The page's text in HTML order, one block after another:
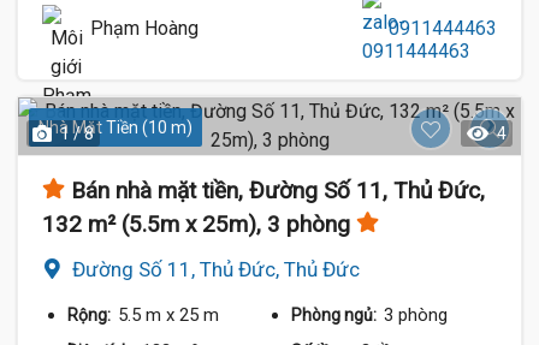
Phạm Hoàng 0911444463
Nhà Mặt Tiền (10 m)
1 / 8 4
Bán nhà mặt tiền, Đường Số 11, Thủ Đức,
132 m² (5.5m x 25m), 3 phòng
Đường Số 11, Thủ Đức, Thủ Đức
Rộng: 5.5 m x 25 m Phòng ngủ: 3 phòng